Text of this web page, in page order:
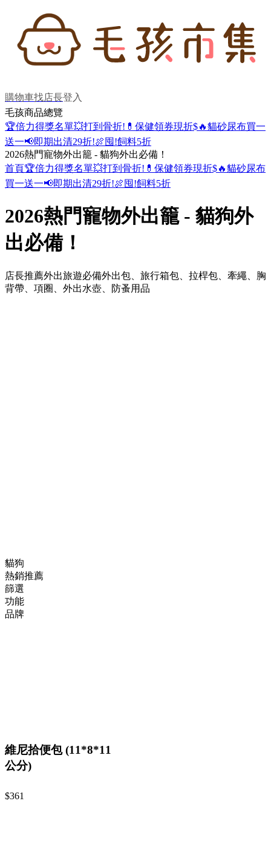
購物車找店長登入
毛孩商品總覽
🏆倍力得獎名單💥打到骨折! 💊保健領券現折$🔥貓砂尿布買一
送一📢即期出清29折!🍖囤!飼料5折
2026熱門寵物外出籠 - 貓狗外出必備！
首頁🏆倍力得獎名單💥打到骨折! 💊保健領券現折$🔥貓砂尿布
買一送一📢即期出清29折!🍖囤!飼料5折
2026熱門寵物外出籠 - 貓狗外
出必備！
店長推薦外出旅遊必備外出包、旅行箱包、拉桿包、牽繩、胸
背帶、項圈、外出水壺、防蚤用品
貓狗
熱銷推薦
篩選
功能
品牌
維尼拾便包 (11*8*11
公分)
$361